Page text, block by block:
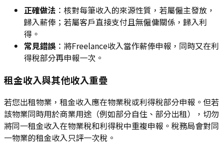
正確做法 ：核對每筆收入的來源性質，若屬僱主發放，
歸入薪俸；若屬客戶直接支付且無僱傭關係，歸入利
得。
常見錯誤 ：將Freelance收入當作薪俸申報，同時又在利
得稅部分再申報一次。
租金收入與其他收入重疊
若您出租物業，租金收入應在物業稅或利得稅部分申報。但若
該物業同時用於商業用途（例如部分自住、部分出租），切勿
將同一租金收入在物業稅和利得稅中重複申報。稅務局會對同
一物業的租金收入只評一次稅。